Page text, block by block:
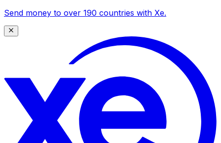
Send money to over 190 countries with Xe.